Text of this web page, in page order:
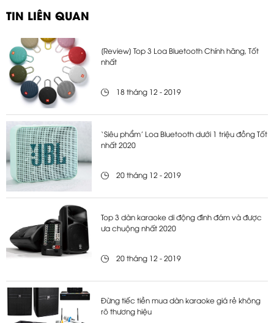
TIN LIÊN QUAN
[Review] Top 3 Loa Bluetooth Chính hãng, Tốt
nhất
18 tháng 12 - 2019
‘Siêu phẩm’ Loa Bluetooth dưới 1 triệu đồng Tốt
nhất 2020
20 tháng 12 - 2019
Top 3 dàn karaoke di động đình đám và được
ưa chuộng nhất 2020
20 tháng 12 - 2019
Đừng tiếc tiền mua dàn karaoke giá rẻ không
rõ thương hiệu